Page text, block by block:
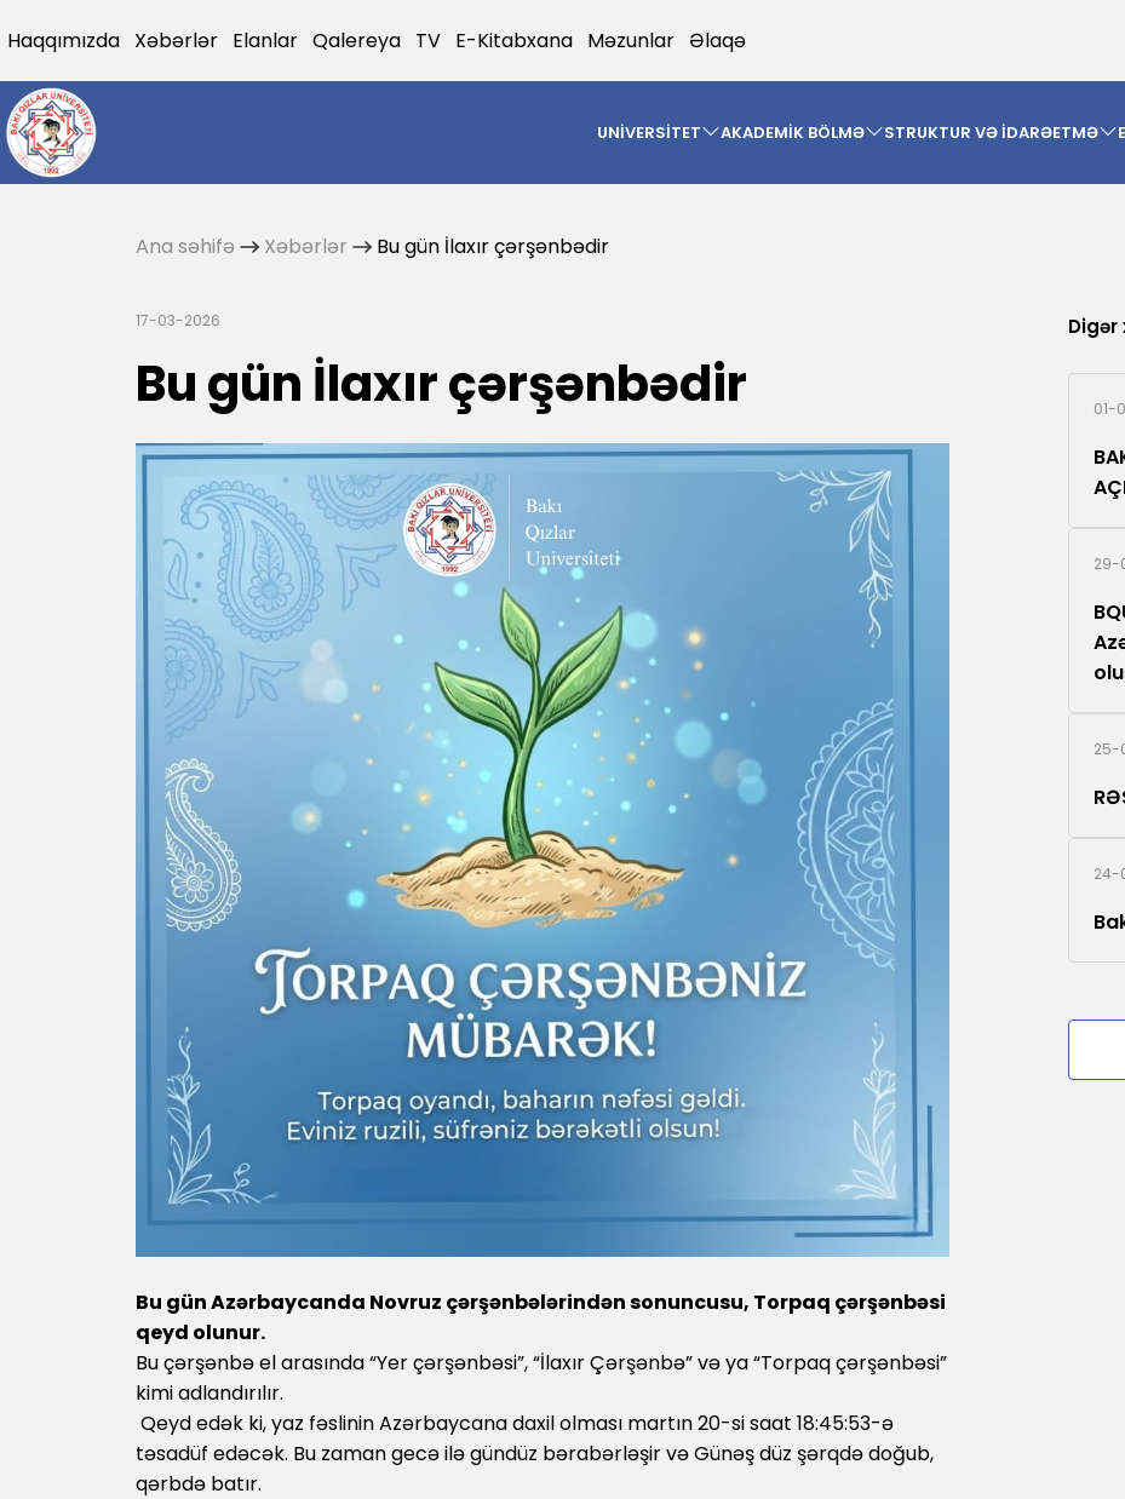
Haqqımızda Xəbərlər Elanlar Qalereya TV E-Kitabxana Məzunlar Əlaqə
UNİVERSİTET AKADEMİK BÖLMƏ STRUKTUR VƏ İDARƏETMƏ
Ana səhifə Xəbərlər Bu gün İlaxır çərşənbədir
17-03-2026
Bu gün İlaxır çərşənbədir
Bu gün Azərbaycanda Novruz çərşənbələrindən sonuncusu, Torpaq çərşənbəsi
qeyd olunur.
Bu çərşənbə el arasında “Yer çərşənbəsi”, “İlaxır Çərşənbə” və ya “Torpaq çərşənbəsi”
kimi adlandırılır.
Qeyd edək ki, yaz fəslinin Azərbaycana daxil olması martın 20-si saat 18:45:53-ə
təsadüf edəcək. Bu zaman gecə ilə gündüz bərabərləşir və Günəş düz şərqdə doğub,
qərbdə batır.
Digər
01-
29-
25-
24-